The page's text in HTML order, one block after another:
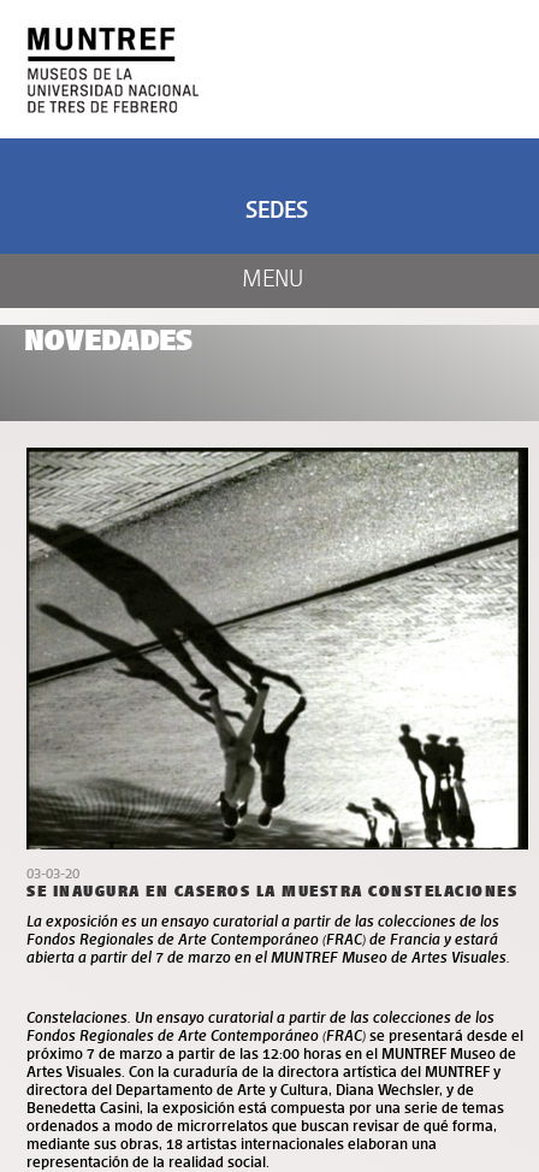
NOVEDADES
03-03-20
SE INAUGURA EN CASEROS LA MUESTRA CONSTELACIONES
La exposición es un ensayo curatorial a partir de las colecciones de los
Fondos Regionales de Arte Contemporáneo (FRAC) de Francia y estará
abierta a partir del 7 de marzo en el MUNTREF Museo de Artes Visuales.
Constelaciones. Un ensayo curatorial a partir de las colecciones de los
Fondos Regionales de Arte Contemporáneo (FRAC) se presentará desde el
próximo 7 de marzo a partir de las 12:00 horas en el MUNTREF Museo de
Artes Visuales . Con la curaduría de la directora artística del MUNTREF y
directora del Departamento de Arte y Cultura, Diana Wechsler, y de
Benedetta Casini, la exposición está compuesta por una serie de temas
ordenados a modo de microrrelatos que buscan revisar de qué forma,
mediante sus obras, 18 artistas internacionales elaboran una
representación de la realidad social.
MENU
SEDES
CENTRO DE ARTE
Y NATURALEZA
ARTE Y CIENCIA